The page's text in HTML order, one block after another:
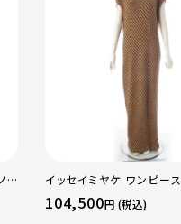
イッセイミヤケ ワンピース
104,500円 (税込)